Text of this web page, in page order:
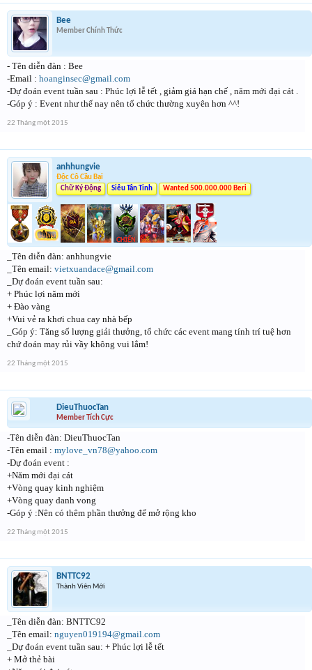
Bee
Member Chính Thức
- Tên diễn đàn : Bee
-Email : hoanginsec@gmail.com
-Dự đoán event tuần sau : Phúc lợi lễ tết , giảm giá hạn chế , năm mới đại cát .
-Góp ý : Event như thế nay nên tổ chức thường xuyên hơn ^^!
22 Tháng một 2015
anhhungvie
Độc Cô Cầu Bại
Chữ Ký Động
Siêu Tân Tinh Wanted 500.000.000 Beri
_Tên diễn đàn: anhhungvie
_Tên email: vietxuandace@gmail.com
_Dự đoán event tuần sau:
+ Phúc lợi năm mới
+ Đào vàng
+Vui vẻ ra khơi chua cay nhà bếp
_Góp ý: Tăng số lượng giải thưởng, tổ chức các event mang tính trí tuệ hơn
chứ đoán may rủi vầy không vui lắm!
22 Tháng một 2015
DieuThuocTan
Member Tích Cực
-Tên diễn đàn: DieuThuocTan
-Tên email : mylove_vn78@yahoo.com
-Dự đoán event :
+Năm mới đại cát
+Vòng quay kinh nghiệm
+Vòng quay danh vong
-Góp ý :Nên có thêm phần thưởng để mở rộng kho
22 Tháng một 2015
BNTTC92
Thành Viên Mới
_Tên diễn đàn: BNTTC92
_Tên email: nguyen019194@gmail.com
_Dự đoán event tuần sau: + Phúc lợi lễ tết
+ Mở thẻ bài